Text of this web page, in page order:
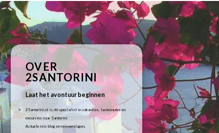
OVER
2SANTORINI
Laat het avontuur beginnen
2Santorini.nl is dé specialist in vakanties, lastminutes en
excursies naar Santorini
Actuele reis blog en reisverslagen.